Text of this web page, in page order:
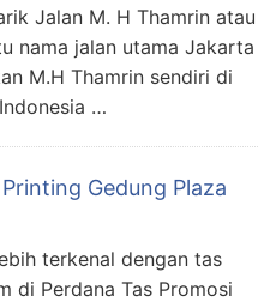
Jalan M. H Thamrin atau
nama jalan utama Jakarta
M.H Thamrin sendiri di
…
Gedung Plaza
terkenal dengan tas
di Perdana Tas Promosi